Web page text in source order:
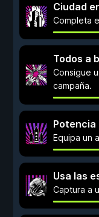
Ciudad
Completa
Todos a
Consigue
campaña.
Potencia
Equipa un
Usa las
Captura a